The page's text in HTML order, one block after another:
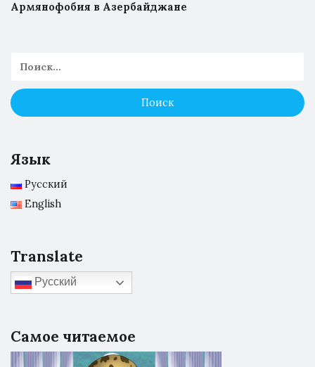
Армянофобия в Азербайджане
Язык
Русский
English
Translate
Русский
Самое читаемое